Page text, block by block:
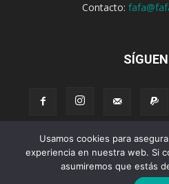
Contacto:
Acerca de Donar Radio
Suscribirse
Privacidad
Usamos cookies para
experiencia en nuestra web. Si
asumiremos que estás